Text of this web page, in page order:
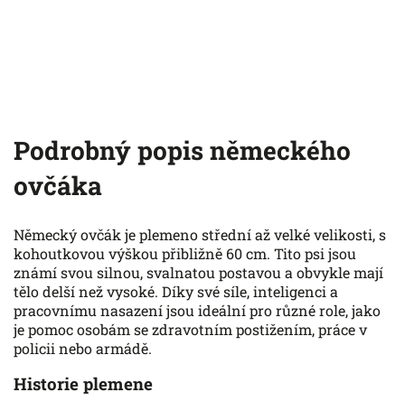
Podrobný popis německého
ovčáka
Německý ovčák je plemeno střední až velké velikosti, s
kohoutkovou výškou přibližně 60 cm. Tito psi jsou
známí svou silnou, svalnatou postavou a obvykle mají
tělo delší než vysoké. Díky své síle, inteligenci a
pracovnímu nasazení jsou ideální pro různé role, jako
je pomoc osobám se zdravotním postižením, práce v
policii nebo armádě.
Historie plemene